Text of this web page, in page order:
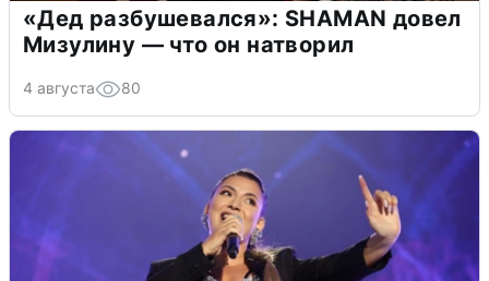
«Дед разбушевался»: SHAMAN довел
Мизулину — что он натворил
4 августа 80